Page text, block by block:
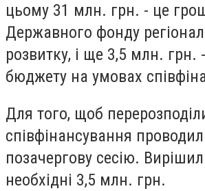
цьому 31 млн. грн. - це
Державного фонду
розвитку, і ще 3,5 млн. грн.
бюджету на умовах
Для того, щоб
співфінансування
позачергову сесію. В
необхідні 3,5 млн. грн.